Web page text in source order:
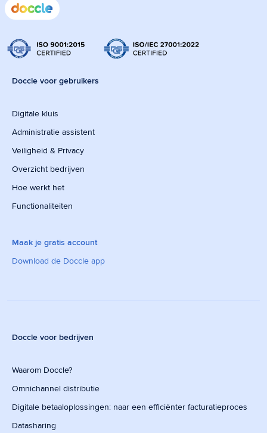
Doccle voor gebruikers
Digitale kluis
Administratie assistent
Veiligheid & Privacy
Overzicht bedrijven
Hoe werkt het
Functionaliteiten
Maak je gratis account
Download de Doccle app
Doccle voor bedrijven
Waarom Doccle?
Omnichannel distributie
Digitale betaaloplossingen: naar een efficiënter facturatieproces
Datasharing